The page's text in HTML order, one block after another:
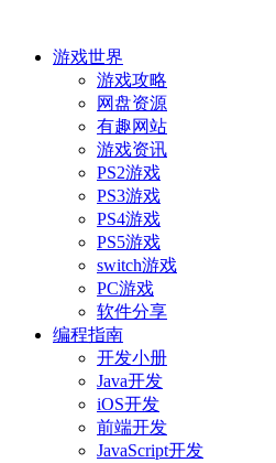
游戏世界
游戏攻略
网盘资源
有趣网站
游戏资讯
PS2游戏
PS3游戏
PS4游戏
PS5游戏
switch游戏
PC游戏
软件分享
编程指南
开发小册
Java开发
iOS开发
前端开发
JavaScript开发